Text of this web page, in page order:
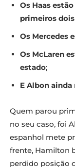
Os Haas
primeiros dois
Os Mercedes
Os McLaren
estado;
E Albon
Quem parou
no seu caso, foi
espanhol mete
frente, Hamilton
perdido posição